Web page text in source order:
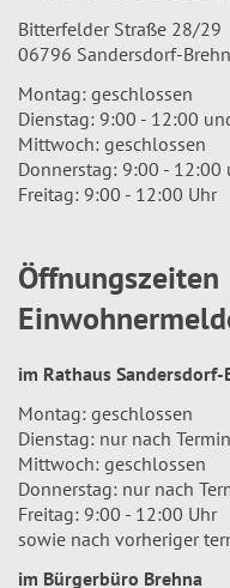
Bitterfelder Straße 28/29
06796 Sandersdorf-
Montag: geschlossen
Dienstag: 9:00 - 12:00
Mittwoch: geschlossen
Donnerstag: 9:00 -
Freitag: 9:00 - 12:00 Uhr
Öffnungszeiten
im Rathaus Sandersdorf-
Montag: geschlossen
Dienstag: nur nach
Mittwoch: geschlossen
Donnerstag: nur nach
Freitag: 9:00 - 12:00 Uhr
sowie nach vorheriger
im Bürgerbüro Brehna